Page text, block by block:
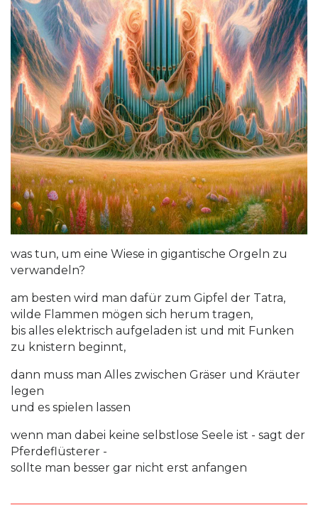
was tun, um eine Wiese in gigantische Orgeln zu
verwandeln?
am besten wird man dafür zum Gipfel der Tatra,
wilde Flammen mögen sich herum tragen,
bis alles elektrisch aufgeladen ist und mit Funken
zu knistern beginnt,
dann muss man Alles zwischen Gräser und Kräuter
legen
und es spielen lassen
wenn man dabei keine selbstlose Seele ist - sagt der
Pferdeflüsterer -
sollte man besser gar nicht erst anfangen